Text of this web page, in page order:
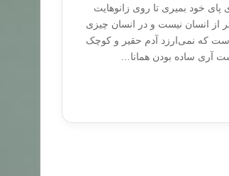
جهان ۲. بهتر است روی پای خود بمیری تا روی زانو‌هایت
بزرگتر از انسان نیست و در انسان چیزی
۵. عمر آنقدر کوتاه است که نمی‌ارزد آدم حقیر و کوچک